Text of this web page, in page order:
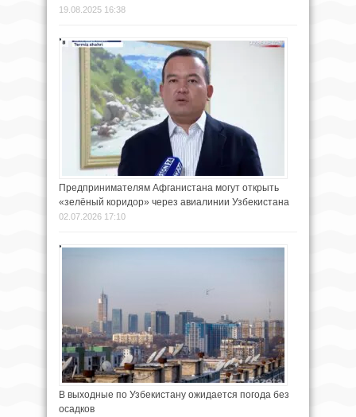
19.08.2025 16:38
Предпринимателям Афганистана могут открыть
«зелёный коридор» через авиалинии Узбекистана
02.07.2026 17:10
В выходные по Узбекистану ожидается погода без
осадков